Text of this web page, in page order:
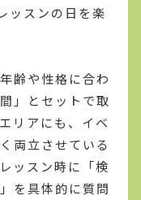
レッスンの日を楽
齢や性格に合わ
」とセットで取
リアにも、イベ
両立させている
ッスン時に「検
を具体的に質問